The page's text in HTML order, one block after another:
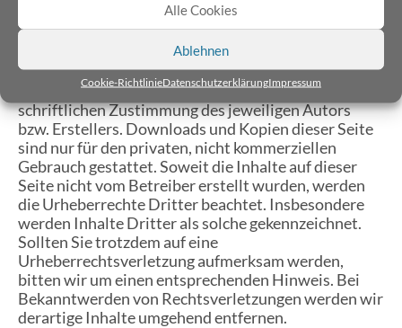
Alle Cookies
Ablehnen
Cookie-RichtlinieDatenschutzerklärungImpressum
Die durch die Seitenbetreiber erstellten Inhalte und
Werke auf diesen Seiten unterliegen dem deutschen
Urheberrecht. Die Vervielfältigung, Bearbeitung,
Verbreitung und jede Art der Verwertung außerhalb
der Grenzen des Urheberrechtes bedürfen der
schriftlichen Zustimmung des jeweiligen Autors
bzw. Erstellers. Downloads und Kopien dieser Seite
sind nur für den privaten, nicht kommerziellen
Gebrauch gestattet. Soweit die Inhalte auf dieser
Seite nicht vom Betreiber erstellt wurden, werden
die Urheberrechte Dritter beachtet. Insbesondere
werden Inhalte Dritter als solche gekennzeichnet.
Sollten Sie trotzdem auf eine
Urheberrechtsverletzung aufmerksam werden,
bitten wir um einen entsprechenden Hinweis. Bei
Bekanntwerden von Rechtsverletzungen werden wir
derartige Inhalte umgehend entfernen.